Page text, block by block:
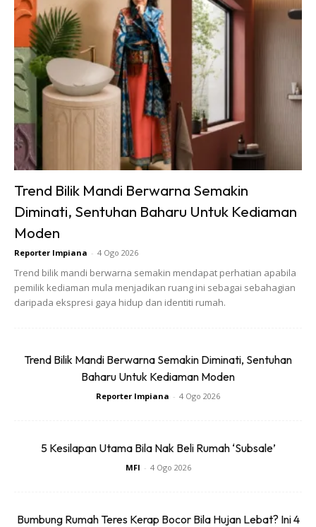
Semaian bendi.
5. Letak di tempat redup tetapi bercahaya
dengan pengudaraan yang baik.
6. Siram 2 kali sehari.
7. Pindah ke polybag 16×16 dengan medium 3 in
Trend Bilik Mandi Berwarna Semakin
Diminati, Sentuhan Baharu Untuk Kediaman
Moden
Reporter Impiana - 4 Ogo 2026
Trend bilik mandi berwarna semakin mendapat perhatian apabila
pemilik kediaman mula menjadikan ruang ini sebagai sebahagian
daripada ekspresi gaya hidup dan identiti rumah.
Trend Bilik Mandi Berwarna Semakin Diminati, Sentuhan
Baharu Untuk Kediaman Moden
Reporter Impiana - 4 Ogo 2026
5 Kesilapan Utama Bila Nak Beli Rumah ‘Subsale’
MFI - 4 Ogo 2026
Bumbung Rumah Teres Kerap Bocor Bila Hujan Lebat? Ini 4